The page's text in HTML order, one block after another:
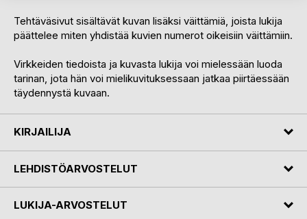
Tehtäväsivut sisältävät kuvan lisäksi väittämiä, joista lukija
päättelee miten yhdistää kuvien numerot oikeisiin väittämiin.
Virkkeiden tiedoista ja kuvasta lukija voi mielessään luoda
tarinan, jota hän voi mielikuvituksessaan jatkaa piirtäessään
täydennystä kuvaan.
KIRJAILIJA
LEHDISTÖARVOSTELUT
LUKIJA-ARVOSTELUT